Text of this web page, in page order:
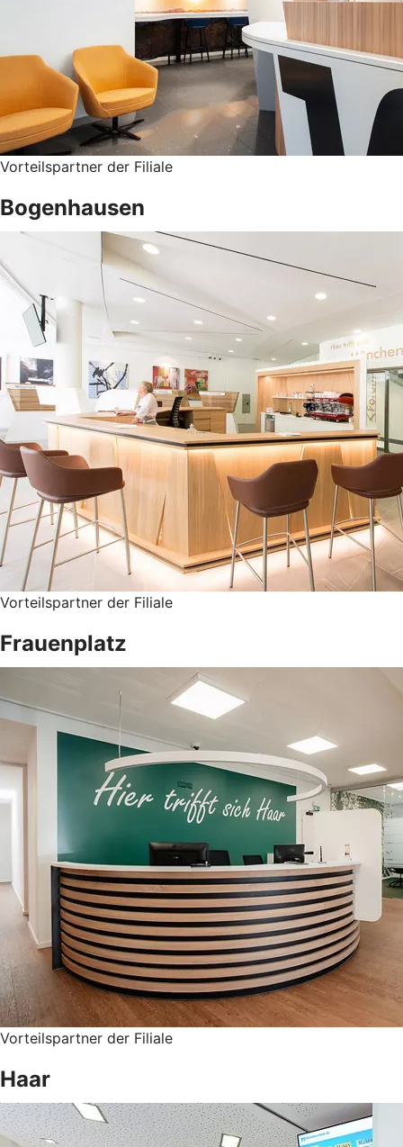
Vorteilspartner der Filiale
Bogenhausen
Vorteilspartner der Filiale
Frauenplatz
Vorteilspartner der Filiale
Haar